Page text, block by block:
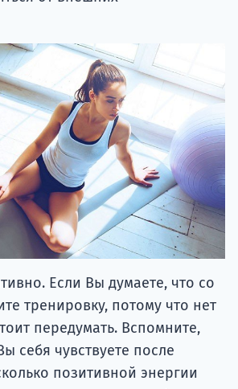
Если Вы думаете, что со
тренировку, потому что нет
передумать. Вспомните,
себя чувствуете после
позитивной энергии